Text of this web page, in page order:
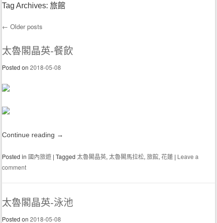
Tag Archives:旅館
Post navigation
← Older posts
太魯閣晶英-餐飲
Posted on2018-05-08
Continue reading →
Posted in 國內旅遊 |Tagged太魯閣晶英,太魯閣馬拉松,旅館,花蓮 | Leave a
comment
太魯閣晶英-泳池
Posted on2018-05-08